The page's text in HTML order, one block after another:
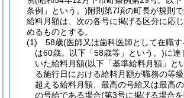
条例」という。)附則第7項の町長が規則
給料月額は、次の各号に掲げる区分に応
めるものとする。
(1)
58歳(医師又は歯科医師として在職
は60歳。以下「58歳等」という。)に達
いた給料月額(以下「基準給料月額」と
る施行日における給料月額が職務の等
超える給料月額、最高の号給又は最高
の号給である場合(第3号に掲げる場合